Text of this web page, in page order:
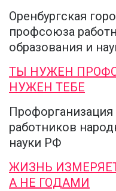
Оренбургская
профсоюза
образования и
ТЫ НУЖЕН
НУЖЕН ТЕБЕ
работников
науки РФ
ЖИЗНЬ
А НЕ ГОДАМИ